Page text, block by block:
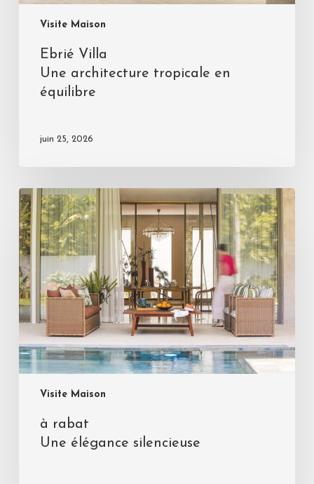
Visite Maison
Ebrié Villa
Une architecture tropicale en
équilibre
juin 25, 2026
Visite Maison
à rabat
Une élégance silencieuse